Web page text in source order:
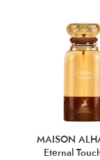
MAISON
Eternal